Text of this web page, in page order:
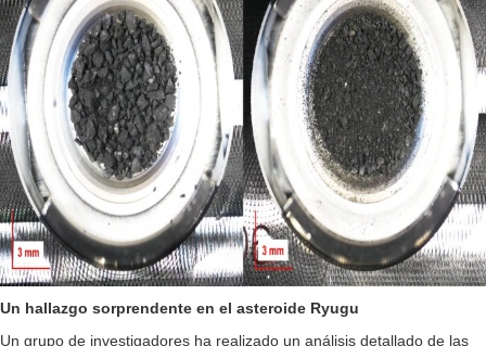
Un hallazgo sorprendente en el asteroide Ryugu
Un grupo de investigadores ha realizado un análisis detallado de las